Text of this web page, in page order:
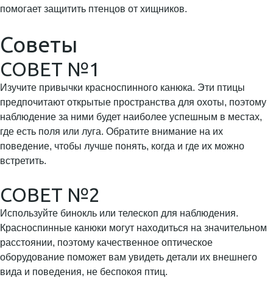
помогает защитить птенцов от хищников.
Советы
СОВЕТ №1
Изучите привычки красноспинного канюка. Эти птицы
предпочитают открытые пространства для охоты, поэтому
наблюдение за ними будет наиболее успешным в местах,
где есть поля или луга. Обратите внимание на их
поведение, чтобы лучше понять, когда и где их можно
встретить.
СОВЕТ №2
Используйте бинокль или телескоп для наблюдения.
Красноспинные канюки могут находиться на значительном
расстоянии, поэтому качественное оптическое
оборудование поможет вам увидеть детали их внешнего
вида и поведения, не беспокоя птиц.